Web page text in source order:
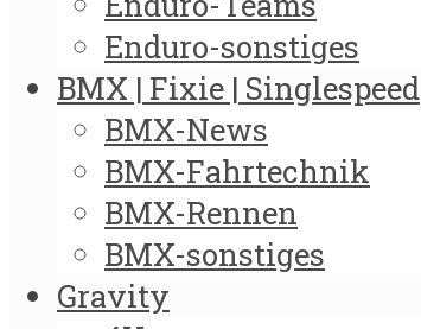
Enduro-sonstiges
BMX | Fixie | Singlespeed
BMX-News
BMX-Fahrtechnik
BMX-Rennen
BMX-sonstiges
Gravity